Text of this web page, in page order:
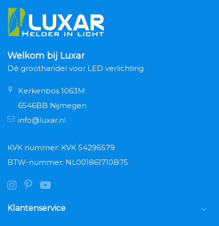
Welkom bij Luxar
Dé groothandel voor LED verlichting
Kerkenbos 1063M
6546BB Nijmegen
info@luxar.nl
KVK nummer: KVK 54296579
BTW-nummer: NL001861710B75
Klantenservice